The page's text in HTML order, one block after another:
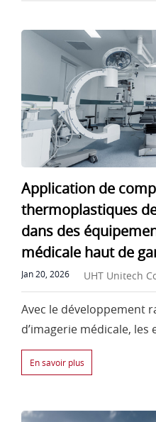
Application de
thermoplastiques
dans des
médicale haut de
Jan 20, 2026 UHT Unitech
Avec le développement
d’imagerie médicale,
performance des
En savoir plus